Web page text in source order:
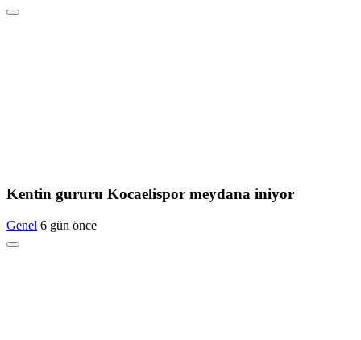
Kentin gururu Kocaelispor meydana iniyor
Genel 6 gün önce